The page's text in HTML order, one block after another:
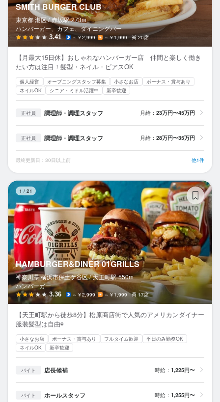
SMITH BURGER CLUB
東京都 港区 / 赤坂駅 273m
ハンバーガー、カフェ、ダイニングバー
3.41 ～￥2,999 ～￥1,999 20席
【月最大15日休】おしゃれなハンバーガー店 仲間と楽しく働き
たい方は注目！髪型・ネイル・ピアスOK
個人経営 オープニングスタッフ募集 小さなお店
ボーナス・賞与あり
ネイルOK
シニア・ミドル活躍中 新卒歓迎
正社員 調理師・調理スタッフ 月給： 23万円〜45万円
正社員 調理師・調理スタッフ 月給： 28万円〜35万円
最終更新日：30日以上前 他1件
1 / 21
HAMBURGER&DINER 01GRILLS
神奈川県 横浜市保土ケ谷区 / 天王町駅 550m
ハンバーガー
3.36 ～￥2,999 ～￥1,999 17席
【天王町駅から徒歩8分】松原商店街で人気のアメリカンダイナー
服装髪型は自由◉
小さなお店 ボーナス・賞与あり フルタイム歓迎
平日のみ勤務OK
ネイルOK
新卒歓迎
バイト 店長候補 時給： 1,225円〜
バイト ホールスタッフ 時給： 1,255円〜